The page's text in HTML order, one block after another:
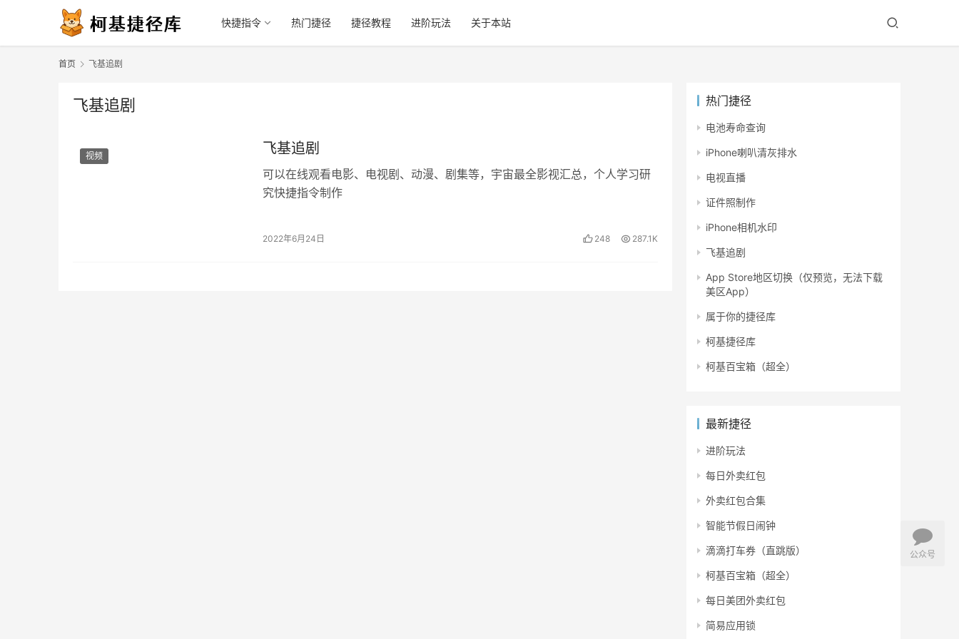
快捷指令 热门捷径 捷径教程 进阶玩法 关于本站
首页 飞基追剧
飞基追剧
视频 飞基追剧
可以在线观看电影、电视剧、动漫、剧集等，宇宙最全影视汇总，个人学习研
究快捷指令制作
2022年6月24日 248 287.1K
热门捷径
电池寿命查询
iPhone喇叭清灰排水
电视直播
证件照制作
iPhone相机水印
飞基追剧
App Store地区切换（仅预览，无法下载
美区App）
属于你的捷径库
柯基捷径库
柯基百宝箱（超全）
最新捷径
进阶玩法
每日外卖红包
外卖红包合集
智能节假日闹钟
滴滴打车券（直跳版）
柯基百宝箱（超全）
每日美团外卖红包
简易应用锁
公众号